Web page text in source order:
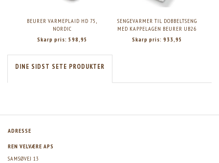
BEURER VARMEPLAID HD 75,
NORDIC
Skarp pris: 598,95
SENGEVARMER TIL DOBBELTSENG
MED KAPPELAGEN BEURER UB26
Skarp pris: 933,95
DINE SIDST SETE PRODUKTER
ADRESSE
REN VELVÆRE APS
SAMSØVEJ 13